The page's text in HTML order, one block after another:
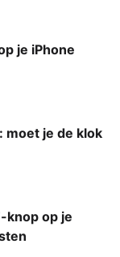
je iPhone
moet je de klok
knop op je